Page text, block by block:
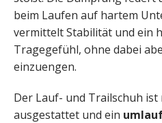
beim Laufen auf hartem
vermittelt Stabilität und ein
Tragegefühl, ohne dabei
einzuengen.
Der Lauf- und Trailschuh
ausgestattet und ein